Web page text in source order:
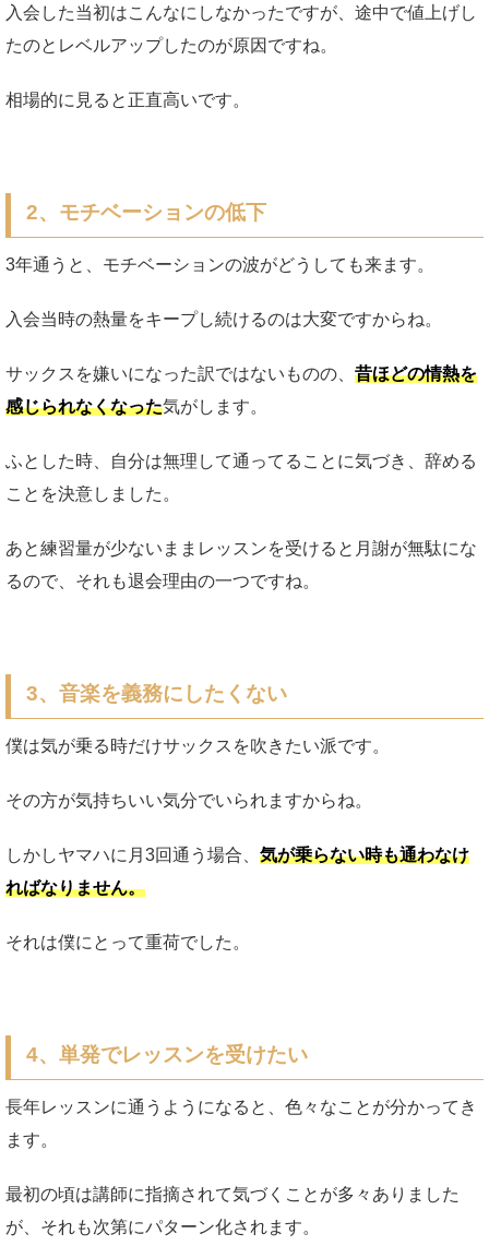
入会した当初はこんなにしなかったですが、途中で値上げし
たのとレベルアップしたのが原因ですね。
相場的に見ると正直高いです。
2、モチベーションの低下
3年通うと、モチベーションの波がどうしても来ます。
入会当時の熱量をキープし続けるのは大変ですからね。
サックスを嫌いになった訳ではないものの、 昔ほどの情熱を
感じられなくなった気がします。
ふとした時、自分は無理して通ってることに気づき、辞める
ことを決意しました。
あと練習量が少ないままレッスンを受けると月謝が無駄にな
るので、それも退会理由の一つですね。
3、音楽を義務にしたくない
僕は気が乗る時だけサックスを吹きたい派です。
その方が気持ちいい気分でいられますからね。
しかしヤマハに月3回通う場合、 気が乗らない時も通わなけ
ればなりません。
それは僕にとって重荷でした。
4、単発でレッスンを受けたい
長年レッスンに通うようになると、色々なことが分かってき
ます。
最初の頃は講師に指摘されて気づくことが多々ありました
が、それも次第にパターン化されます。